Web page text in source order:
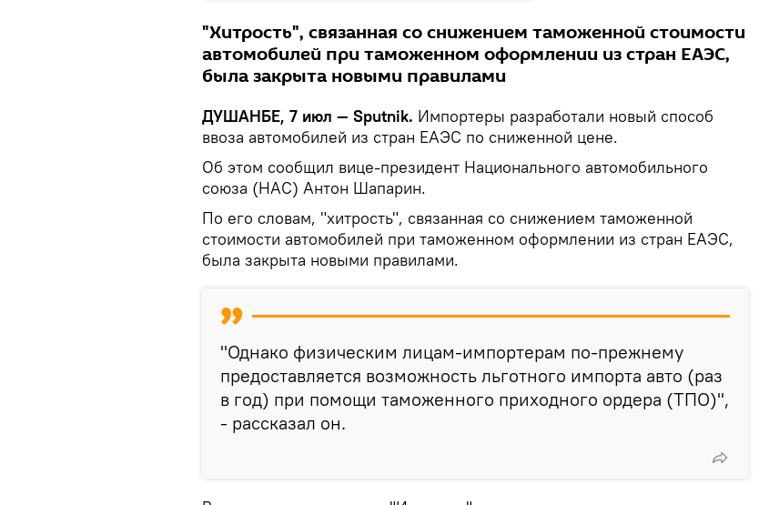
"Хитрость", связанная со снижением таможенной стоимости
автомобилей при таможенном оформлении из стран ЕАЭС,
была закрыта новыми правилами
ДУШАНБЕ, 7 июл — Sputnik. Импортеры разработали новый способ
ввоза автомобилей из стран ЕАЭС по сниженной цене.
Об этом сообщил вице-президент Национального автомобильного
союза (НАС) Антон Шапарин.
По его словам, "хитрость", связанная со снижением таможенной
стоимости автомобилей при таможенном оформлении из стран ЕАЭС,
была закрыта новыми правилами.
"Однако физическим лицам-импортерам по-прежнему
предоставляется возможность льготного импорта авто (раз
в год) при помощи таможенного приходного ордера (ТПО)",
- рассказал он.